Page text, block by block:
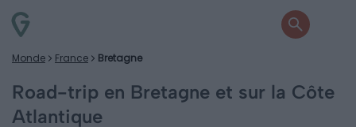
Monde France Bretagne
Road-trip en Bretagne et sur la Côte
Atlantique